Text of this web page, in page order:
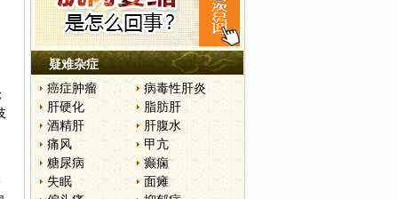
疑难杂症
癌症肿瘤
病毒性肝炎
肝硬化
脂肪肝
酒精肝
肝腹水
痛风
甲亢
糖尿病
癫痫
失眠
面瘫